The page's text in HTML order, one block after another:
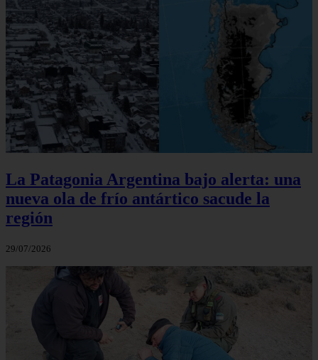
La Patagonia Argentina bajo alerta: una
nueva ola de frío antártico sacude la
región
29/07/2026